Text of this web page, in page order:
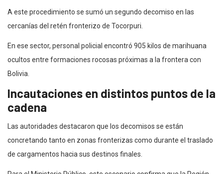
A este procedimiento se sumó un segundo decomiso en las
cercanías del retén fronterizo de Tocorpuri.
En ese sector, personal policial encontró 905 kilos de marihuana
ocultos entre formaciones rocosas próximas a la frontera con
Bolivia.
Incautaciones en distintos puntos de la
cadena
Las autoridades destacaron que los decomisos se están
concretando tanto en zonas fronterizas como durante el traslado
de cargamentos hacia sus destinos finales.